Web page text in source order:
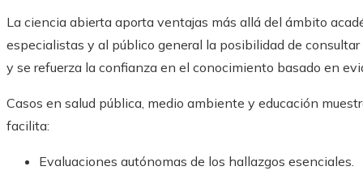
La ciencia abierta aporta ventajas más allá del ámbito
especialistas y al público general la posibilidad de
y se refuerza la confianza en el conocimiento basado en
Casos en salud pública, medio ambiente y educación
facilita:
Evaluaciones autónomas de los hallazgos esenciales.